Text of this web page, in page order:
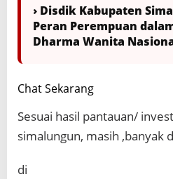
› Disdik Kabupaten
Peran Perempuan
Dharma Wanita
Chat Sekarang
Sesuai hasil pantauan/
simalungun, masih ,banyak
di